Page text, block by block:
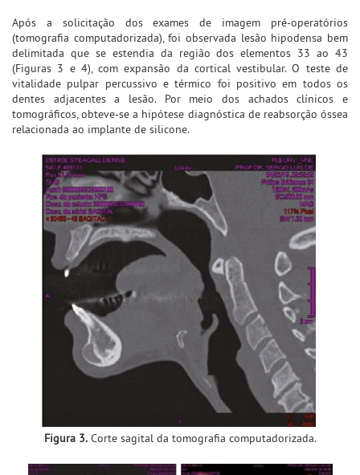
Após a solicitação dos exames de imagem pré-operatórios
(tomografia computadorizada), foi observada lesão hipodensa bem
delimitada que se estendia da região dos elementos 33 ao 43
(Figuras 3 e 4), com expansão da cortical vestibular. O teste de
vitalidade pulpar percussivo e térmico foi positivo em todos os
dentes adjacentes a lesão. Por meio dos achados clínicos e
tomográficos, obteve-se a hipótese diagnóstica de reabsorção óssea
relacionada ao implante de silicone.
Figura 3.Corte sagital da tomografia computadorizada.